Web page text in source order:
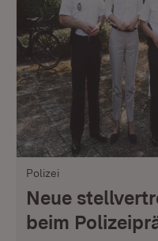
Polizei
Neue
beim